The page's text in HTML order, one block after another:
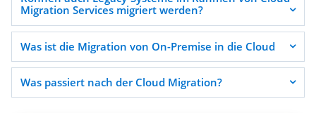
Migration Services migriert werden?
Was ist die Migration von On-Premise in die Cloud
Was passiert nach der Cloud Migration?